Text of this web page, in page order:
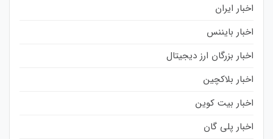
اخبار ایران
اخبار بایننس
اخبار بزرگان ارز دیجیتال
اخبار بلاکچین
اخبار بیت کوین
اخبار پلی گان